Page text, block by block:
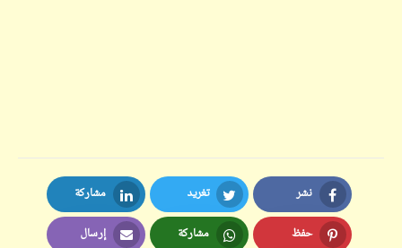
نشر
Facebook
تغريد
Twitter
مشاركة
LinkedIn
حفظ مشاركة إرسال